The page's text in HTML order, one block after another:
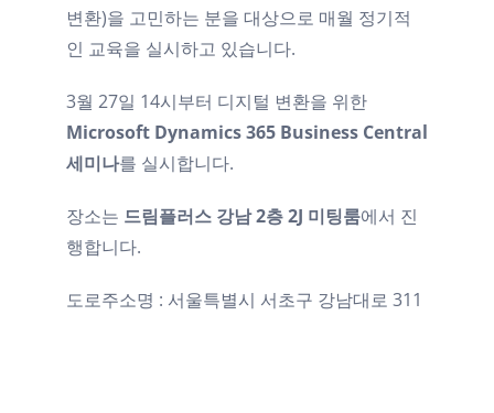
변환)을 고민하는 분을 대상으로 매월 정기적
인 교육을 실시하고 있습니다.
3월 27일 14시부터 디지털 변환을 위한
Microsoft Dynamics 365 Business Central
세미나를 실시합니다.
장소는 드림플러스 강남 2층 2J 미팅룸에서 진
행합니다.
도로주소명 : 서울특별시 서초구 강남대로 311